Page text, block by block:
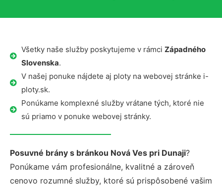
Všetky naše služby poskytujeme v rámci Západného
Slovenska.
V našej ponuke nájdete aj ploty na webovej stránke i-
ploty.sk.
Ponúkame komplexné služby vrátane tých, ktoré nie
sú priamo v ponuke webovej stránky.
Posuvné brány s bránkou Nová Ves pri Dunaji?
Ponúkame vám profesionálne, kvalitné a zároveň
cenovo rozumné služby, ktoré sú prispôsobené vašim